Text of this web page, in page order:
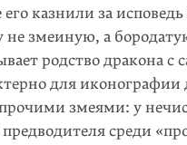
казнили за
змеиную, а
родство дракона с
для
змеями: у
среди